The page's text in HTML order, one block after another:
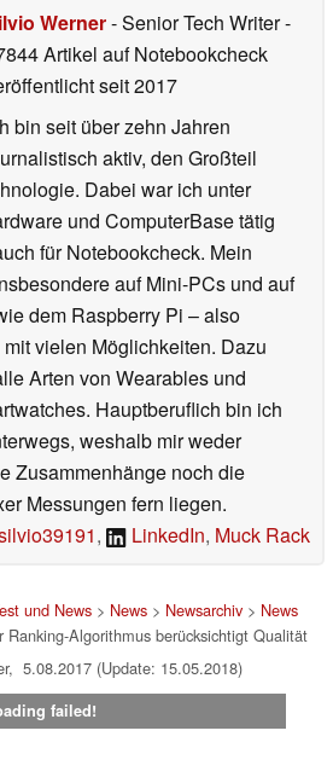
Werner- Senior Tech Writer-
Artikel auf Notebookcheck
seit 2017
bin seit über zehn Jahren
aktiv, den Großteil
Dabei war ich unter
und ComputerBase tätig
für Notebookcheck. Mein
auf Mini-PCs und auf
dem Raspberry Pi – also
vielen Möglichkeiten. Dazu
Arten von Wearables und
Hauptberuflich bin ich
weshalb mir weder
Zusammenhänge noch die
Messungen fern liegen.
, LinkedIn, Muck Rack
und News> News> Newsarchiv> News
Algorithmus berücksichtigt Qualität
5.08.2017 (Update: 15.05.2018)
failed!